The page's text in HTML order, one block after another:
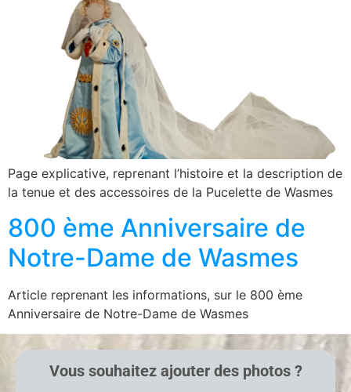
Page explicative, reprenant l’histoire et la description de
la tenue et des accessoires de la Pucelette de Wasmes
800 ème Anniversaire de
Notre-Dame de Wasmes
Article reprenant les informations, sur le 800 ème
Anniversaire de Notre-Dame de Wasmes
Vous souhaitez ajouter des photos ?